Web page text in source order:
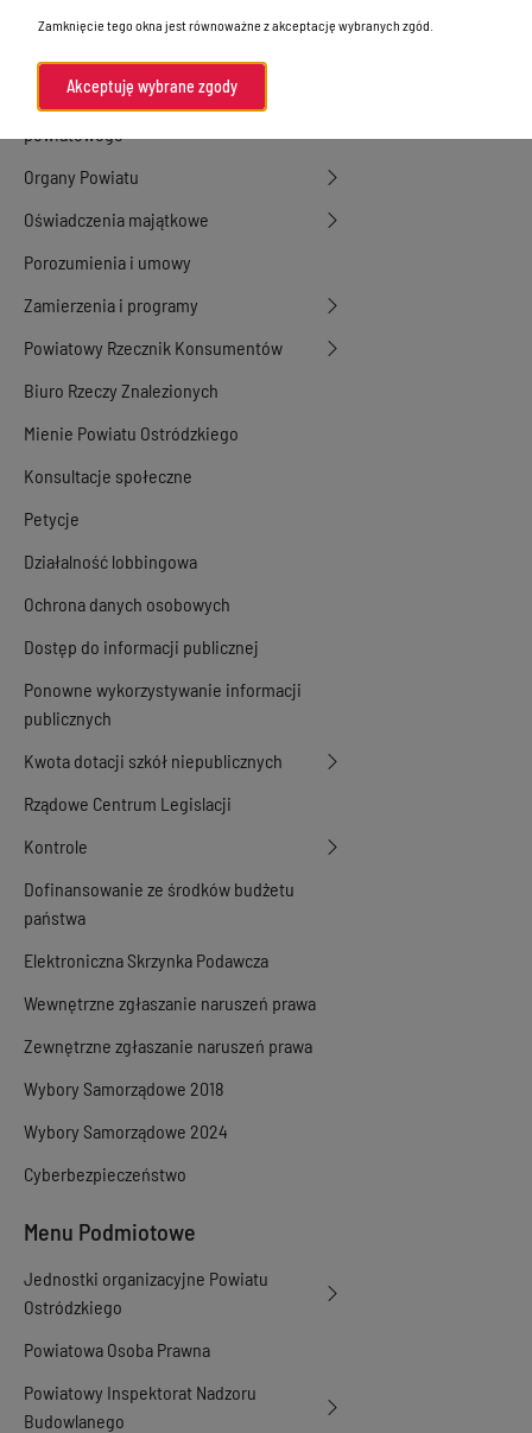
Rejestry, ewidencje i archiwa
Budżet
Organizacja działania samorządu
powiatowego
Organy Powiatu
Oświadczenia majątkowe
Porozumienia i umowy
Zamierzenia i programy
Powiatowy Rzecznik Konsumentów
Biuro Rzeczy Znalezionych
Mienie Powiatu Ostródzkiego
Konsultacje społeczne
Petycje
Działalność lobbingowa
Ochrona danych osobowych
Dostęp do informacji publicznej
Ponowne wykorzystywanie informacji
publicznych
Kwota dotacji szkół niepublicznych
Rządowe Centrum Legislacji
Kontrole
Dofinansowanie ze środków budżetu
państwa
Elektroniczna Skrzynka Podawcza
Wewnętrzne zgłaszanie naruszeń prawa
Zewnętrzne zgłaszanie naruszeń prawa
Wybory Samorządowe 2018
Wybory Samorządowe 2024
Cyberbezpieczeństwo
Menu Podmiotowe
Jednostki organizacyjne Powiatu
Ostródzkiego
Powiatowa Osoba Prawna
Powiatowy Inspektorat Nadzoru
Budowlanego
Zamknięcie tego okna jest równoważne z akceptację wybranych zgód.
Akceptuję wybrane zgody